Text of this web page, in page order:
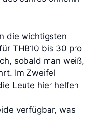
die wichtigsten
THB10 bis 30 pro
sobald man weiß,
Im Zweifel
Leute hier helfen
verfügbar, was